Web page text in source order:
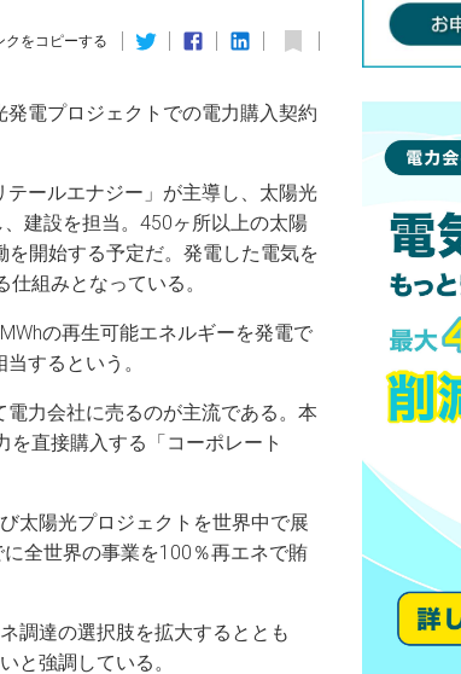
クをコピーする
電プロジェクトでの電力購入契約
ールエナジー」が主導し、太陽光
建設を担当。450ヶ所以上の太陽
開始する予定だ。発電した電気を
組みとなっている。
の再生可能エネルギーを発電で
するという。
力会社に売るのが主流である。本
直接購入する「コーポレート
太陽光プロジェクトを世界中で展
全世界の事業を100％再エネで賄
調達の選択肢を拡大するととも
と強調している。